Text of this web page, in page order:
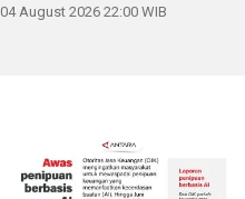
04 August 2026 22:00 WIB